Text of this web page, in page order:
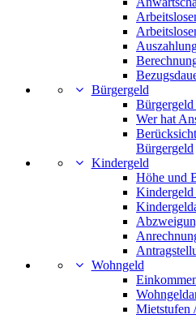
Bürgergeld
Wer hat
Bürgergeld
Kindergeld
Höhe und
Wohngeld
Mietstufen